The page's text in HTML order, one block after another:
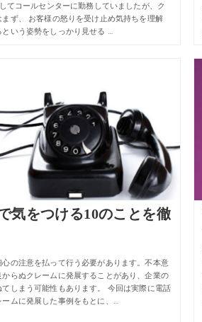
てコールセンターに勤務していましたが、ク
まず、 お客様の怒りを受け止め気持ちを理解
という姿勢をしっかり見せる …
気をつける10のことを徹
心の注意を払って行う必要があります。不本意
らぬクレームに発展することがあり、企業の
しまう可能性もあります。 今回は実際に電話
ムに発展した事例をもとに、…